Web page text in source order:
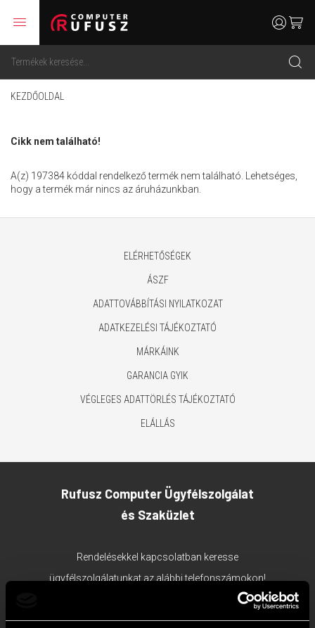
menu
search
usercart
KEZDŐOLDAL
Cikk nem található!
A(z) 197384 kóddal rendelkező termék nem található. Lehetséges,
hogy a termék már nincs az áruházunkban.
ELÉRHETŐSÉGEK
ÁSZF
ADATTOVÁBBÍTÁSI NYILATKOZAT
ADATKEZELÉSI TÁJÉKOZTATÓ
MÁRKÁINK
GARANCIA GYIK
VÉGLEGES ADATTÖRLÉS TÁJÉKOZTATÓ
ELÁLLÁS
Rufusz Computer Ügyfélszolgálat
és Szaküzlet
Rendelésekkel kapcsolatban keresse
ügyfélszolgálatunkat az alábbi telefonszámokon!
1117 Budapest, Bercsényi utca 19/a.
Ügyfélszolgálat tel:+36 1 203 0382;